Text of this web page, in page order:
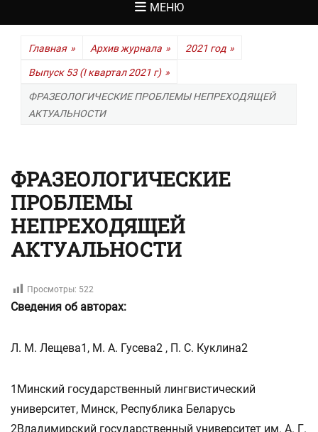
МЕНЮ
Главная » Архив журнала » 2021 год »
Выпуск 53 (I квартал 2021 г) »
ФРАЗЕОЛОГИЧЕСКИЕ ПРОБЛЕМЫ НЕПРЕХОДЯЩЕЙ
АКТУАЛЬНОСТИ
ФРАЗЕОЛОГИЧЕСКИЕ
ПРОБЛЕМЫ
НЕПРЕХОДЯЩЕЙ
АКТУАЛЬНОСТИ
Просмотры: 522
Сведения об авторах:
Л. М. Лещева1, М. А. Гусева2 , П. С. Куклина2
1Минский государственный лингвистический
университет, Минск, Республика Беларусь
2Владимирский государственный университет им. А. Г.